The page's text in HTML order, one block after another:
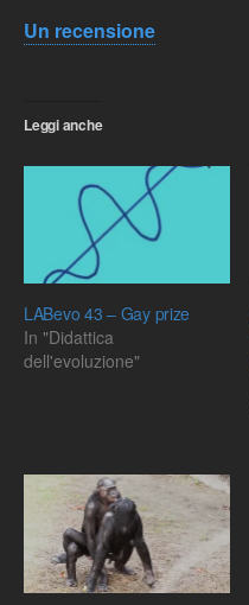
Un recensione
Leggi anche
LABevo 43 – Gay prize
In "Didattica
dell'evoluzione"